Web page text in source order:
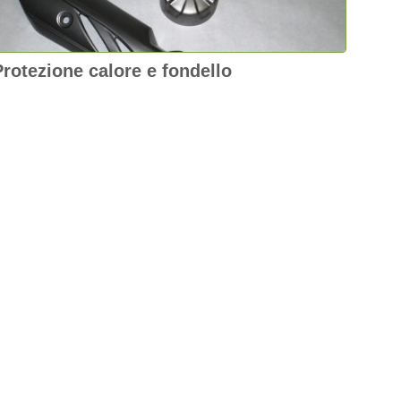
calore e fondello